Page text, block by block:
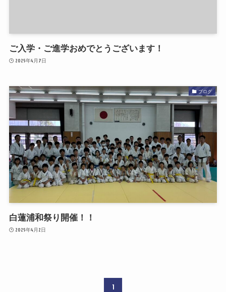
ご入学・ご進学おめでとうございます！
2025年4月7日
ブログ
白蓮浦和祭り開催！！
2025年4月2日
1